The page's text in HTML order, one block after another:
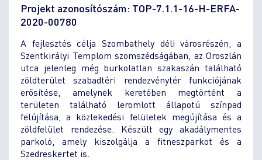
Projekt azonosítószám: TOP-7.1.1-16-H-ERFA-
2020-00780
A fejlesztés célja Szombathely déli városrészén, a
Szentkirályi Templom szomszédságában, az Oroszlán
utca jelenleg még burkolatlan szakaszán található
zöldterület szabadtéri rendezvénytér funkciójának
erősítése, amelynek keretében megtörtént a
területen található leromlott állapotú színpad
felújítása, a közlekedési felületek megújítása és a
zöldfelület rendezése. Készült egy akadálymentes
parkoló, amely kiszolgálja a fitneszparkot és a
Szedreskertet is.